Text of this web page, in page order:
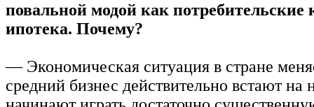
повальной модой как потребительские
ипотека. Почему?
— Экономическая ситуация в стране
средний бизнес действительно встают на